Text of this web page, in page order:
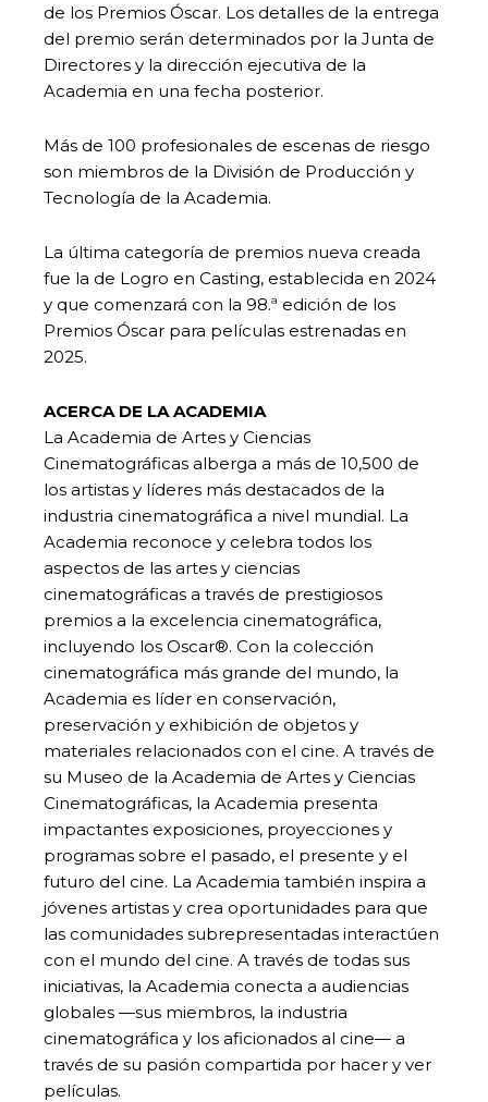
de los Premios Óscar. Los detalles de la entrega
del premio serán determinados por la Junta de
Directores y la dirección ejecutiva de la
Academia en una fecha posterior.
Más de 100 profesionales de escenas de riesgo
son miembros de la División de Producción y
Tecnología de la Academia.
La última categoría de premios nueva creada
fue la de Logro en Casting, establecida en 2024
y que comenzará con la 98.ª edición de los
Premios Óscar para películas estrenadas en
2025.
ACERCA DE LA ACADEMIA
La Academia de Artes y Ciencias
Cinematográficas alberga a más de 10,500 de
los artistas y líderes más destacados de la
industria cinematográfica a nivel mundial. La
Academia reconoce y celebra todos los
aspectos de las artes y ciencias
cinematográficas a través de prestigiosos
premios a la excelencia cinematográfica,
incluyendo los Oscar®. Con la colección
cinematográfica más grande del mundo, la
Academia es líder en conservación,
preservación y exhibición de objetos y
materiales relacionados con el cine. A través de
su Museo de la Academia de Artes y Ciencias
Cinematográficas, la Academia presenta
impactantes exposiciones, proyecciones y
programas sobre el pasado, el presente y el
futuro del cine. La Academia también inspira a
jóvenes artistas y crea oportunidades para que
las comunidades subrepresentadas interactúen
con el mundo del cine. A través de todas sus
iniciativas, la Academia conecta a audiencias
globales —sus miembros, la industria
cinematográfica y los aficionados al cine— a
través de su pasión compartida por hacer y ver
películas.